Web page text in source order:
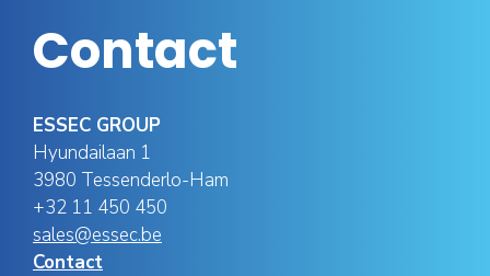
Contact
ESSEC GROUP
Hyundailaan 1
3980 Tessenderlo-Ham
+32 11 450 450
sales@essec.be
Contact